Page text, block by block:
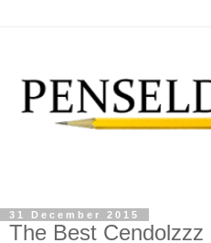
31 December 2015
The Best Cendolzzz